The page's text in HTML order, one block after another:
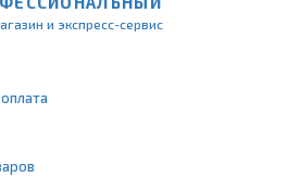
и экспресс-сервис